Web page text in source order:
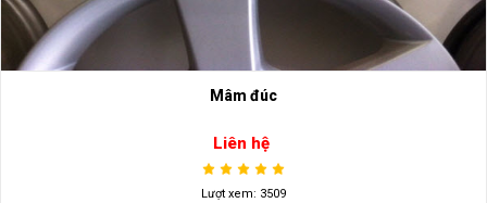
Mâm đúc
Liên hệ
Lượt xem: 3509